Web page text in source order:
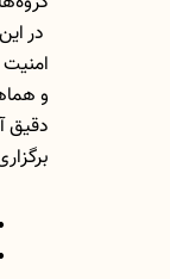
در
و
دقیق